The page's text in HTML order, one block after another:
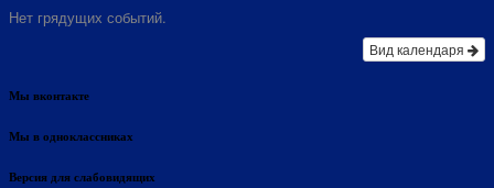
Нет грядущих событий.
Вид календаря
Мы вконтакте
Мы в одноклассниках
Версия для слабовидящих